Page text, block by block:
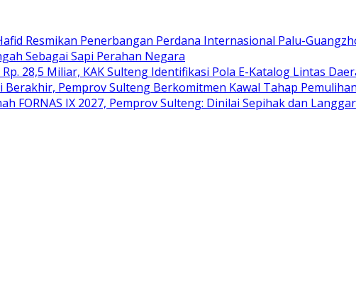
Resmikan Penerbangan Perdana Internasional Palu-
Sebagai Sapi Perahan Negara
28,5 Miliar, KAK Sulteng Identifikasi Pola E-Katalog Lintas
Berakhir, Pemprov Sulteng Berkomitmen Kawal Tahap Pemulihan
FORNAS IX 2027, Pemprov Sulteng: Dinilai Sepihak dan